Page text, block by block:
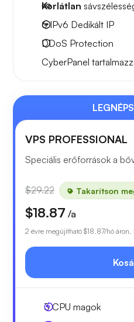
Korlátlan
6 IPv6 Dedikált IP
DDoS Protection
CyberPanel
VPS PROFESSIONAL
Speciális erőforrások a
$29.22 Takarítson
$18.87 /a
2 évre megújítható $18.87/hó áron.
3CPU magok